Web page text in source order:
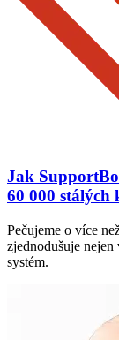
Jak
60 000 stálých
Pečujeme o více
zjednodušuje
systém.